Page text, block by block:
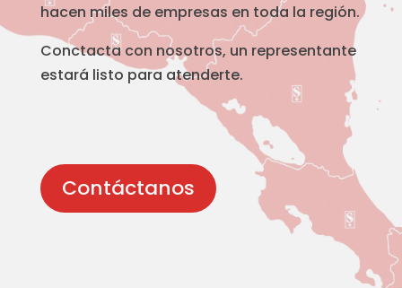
hacen miles de empresas en toda la región.
Conctacta con nosotros, un representante
estará listo para atenderte.
Contáctanos